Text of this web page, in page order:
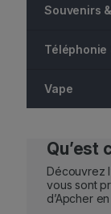
Souvenirs
Téléphonie
Vape
Qu’est
Découvrez
vous sont
d’Apcher